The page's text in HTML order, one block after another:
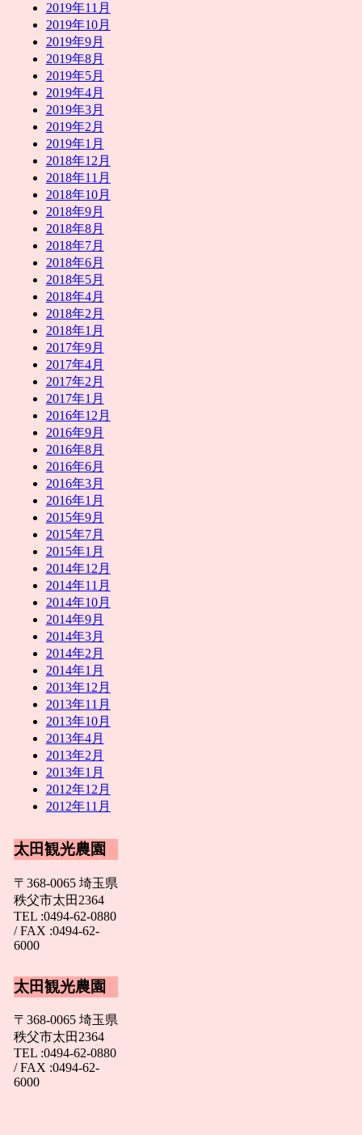
2019年11月
2019年10月
2019年9月
2019年8月
2019年5月
2019年4月
2019年3月
2019年2月
2019年1月
2018年12月
2018年11月
2018年10月
2018年9月
2018年8月
2018年7月
2018年6月
2018年5月
2018年4月
2018年2月
2018年1月
2017年9月
2017年4月
2017年2月
2017年1月
2016年12月
2016年9月
2016年8月
2016年6月
2016年3月
2016年1月
2015年9月
2015年7月
2015年1月
2014年12月
2014年11月
2014年10月
2014年9月
2014年3月
2014年2月
2014年1月
2013年12月
2013年11月
2013年10月
2013年4月
2013年2月
2013年1月
2012年12月
2012年11月
太田観光農園
〒368-0065 埼玉県
秩父市太田2364
TEL :0494-62-0880
/ FAX :0494-62-
6000
太田観光農園
〒368-0065 埼玉県
秩父市太田2364
TEL :0494-62-0880
/ FAX :0494-62-
6000